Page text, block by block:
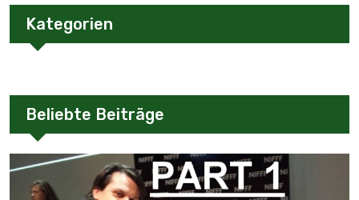
Kategorien
Beliebte Beiträge